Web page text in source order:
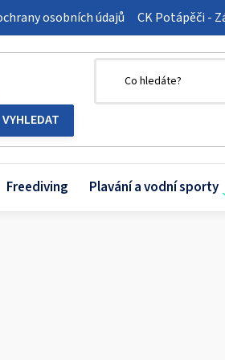
osobních údajů CK Potápěči -
Freediving Plavání a vodní sporty